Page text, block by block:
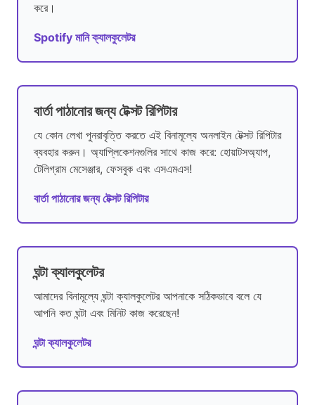
করে।
Spotify মানি ক্যালকুলেটর
বার্তা পাঠানোর জন্য টেক্সট রিপিটার
যে কোন লেখা পুনরাবৃত্তি করতে এই বিনামূল্যে অনলাইন টেক্সট রিপিটার
ব্যবহার করুন। অ্যাপ্লিকেশনগুলির সাথে কাজ করে: হোয়াটসঅ্যাপ,
টেলিগ্রাম মেসেঞ্জার, ফেসবুক এবং এসএমএস!
বার্তা পাঠানোর জন্য টেক্সট রিপিটার
ঘন্টা ক্যালকুলেটর
আমাদের বিনামূল্যে ঘন্টা ক্যালকুলেটর আপনাকে সঠিকভাবে বলে যে
আপনি কত ঘন্টা এবং মিনিট কাজ করেছেন!
ঘন্টা ক্যালকুলেটর